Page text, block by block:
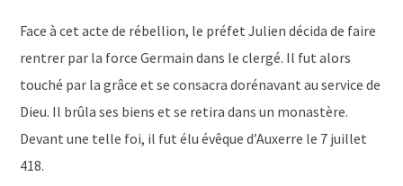
Face à cet acte de rébellion, le préfet Julien décida de faire
rentrer par la force Germain dans le clergé. Il fut alors
touché par la grâce et se consacra dorénavant au service de
Dieu. Il brûla ses biens et se retira dans un monastère.
Devant une telle foi, il fut élu évêque d’Auxerre le 7 juillet
418.